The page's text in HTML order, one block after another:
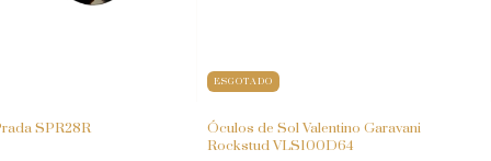
SPR28R
ESGOTADO
Óculos de Sol Valentino Garavani
Rockstud VLS100D64